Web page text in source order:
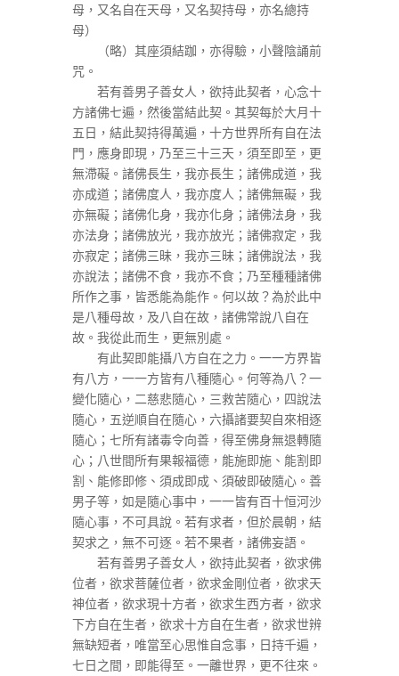
母，又名自在天母，又名契持母，亦名總持
母）
（略）其座須結跏，亦得驗，小聲陰誦前
咒。
若有善男子善女人，欲持此契者，心念十
方諸佛七遍，然後當結此契。其契每於大月十
五日，結此契持得萬遍，十方世界所有自在法
門，應身即現，乃至三十三天，須至即至，更
無滯礙。諸佛長生，我亦長生；諸佛成道，我
亦成道；諸佛度人，我亦度人；諸佛無礙，我
亦無礙；諸佛化身，我亦化身；諸佛法身，我
亦法身；諸佛放光，我亦放光；諸佛寂定，我
亦寂定；諸佛三昧，我亦三昧；諸佛說法，我
亦說法；諸佛不食，我亦不食；乃至種種諸佛
所作之事，皆悉能為能作。何以故？為於此中
是八種母故，及八自在故，諸佛常說八自在
故。我從此而生，更無別處。
有此契即能攝八方自在之力。一一方界皆
有八方，一一方皆有八種隨心。何等為八？一
變化隨心，二慈悲隨心，三救苦隨心，四說法
隨心，五逆順自在隨心，六攝諸要契自來相逐
隨心；七所有諸毒令向善，得至佛身無退轉隨
心；八世間所有果報福德，能施即施、能割即
割、能修即修、須成即成、須破即破隨心。善
男子等，如是隨心事中，一一皆有百十恒河沙
隨心事，不可具說。若有求者，但於晨朝，結
契求之，無不可逐。若不果者，諸佛妄語。
若有善男子善女人，欲持此契者，欲求佛
位者，欲求菩薩位者，欲求金剛位者，欲求天
神位者，欲求現十方者，欲求生西方者，欲求
下方自在生者，欲求十方自在生者，欲求世辨
無缺短者，唯當至心思惟自念事，日持千遍，
七日之間，即能得至。一離世界，更不往來。